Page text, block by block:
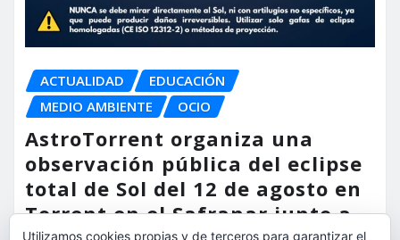
ACTUALIDAD
EDUCACIÓN
MEDIO AMBIENTE
OCIO
AstroTorrent organiza una
observación pública del eclipse
total de Sol del 12 de agosto en
Torrent en el Safranar junto a
Utilizamos cookies propias y de terceros para garantizar el